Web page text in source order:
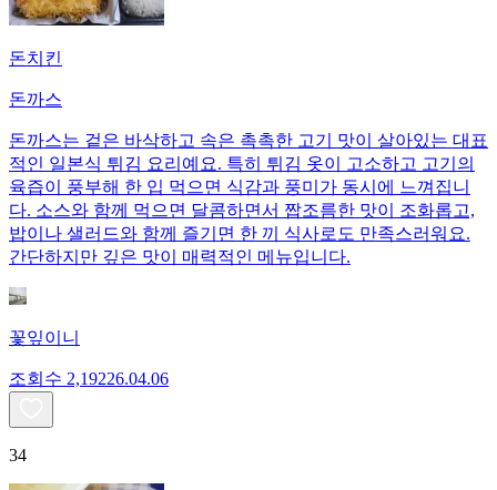
돈치킨
돈까스
돈까스는 겉은 바삭하고 속은 촉촉한 고기 맛이 살아있는 대표
적인 일본식 튀김 요리예요. 특히 튀김 옷이 고소하고 고기의
육즙이 풍부해 한 입 먹으면 식감과 풍미가 동시에 느껴집니
다. 소스와 함께 먹으면 달콤하면서 짭조름한 맛이 조화롭고,
밥이나 샐러드와 함께 즐기면 한 끼 식사로도 만족스러워요.
간단하지만 깊은 맛이 매력적인 메뉴입니다.
꽃잎이니
조회수 2,19226.04.06
34